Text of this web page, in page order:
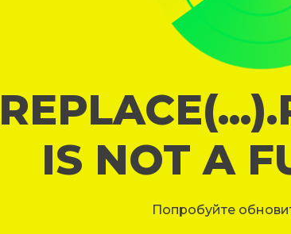
IS NOT A
Попробуйте